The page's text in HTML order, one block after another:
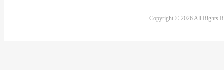
Copyright © 2026 All Rights